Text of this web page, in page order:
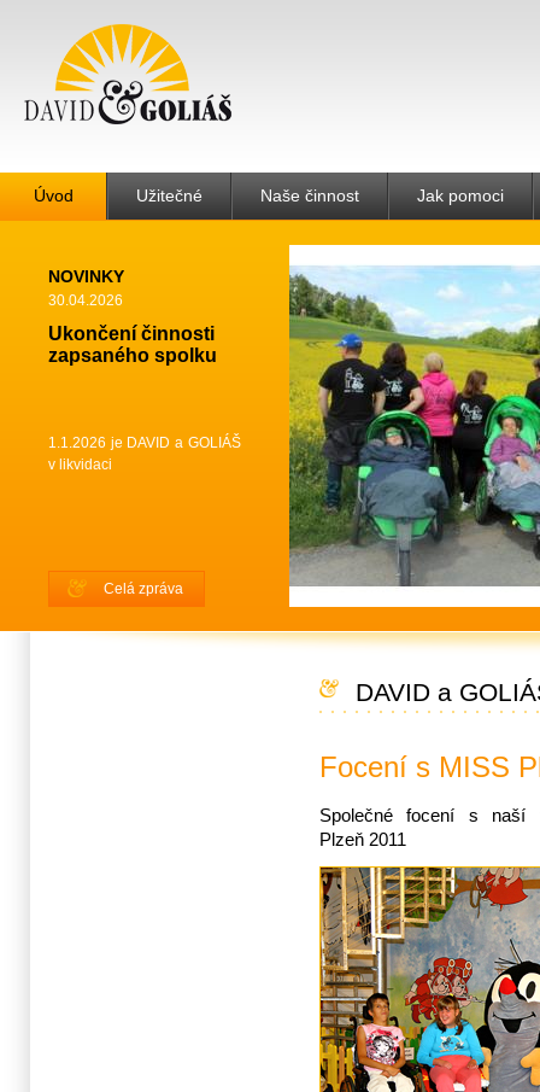
Úvod Užitečné Naše činnost Jak pomoci
NOVINKY
30.04.2026
Ukončení činnosti
zapsaného spolku
1.1.2026 je DAVID a GOLIÁŠ
v likvidaci
Celá zpráva
DAVID a
Focení s MISS
Společné focení s naší
Plzeň 2011